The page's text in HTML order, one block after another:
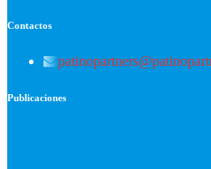
Contactos
Publicaciones